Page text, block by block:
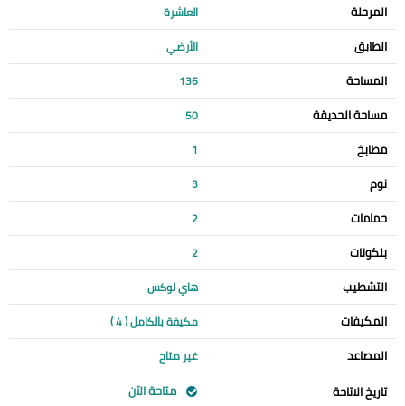
المرحلة العاشرة
الطابق الأرضي
المساحة 136
مساحة الحديقة 50
مطابخ 1
نوم 3
حمامات 2
بلكونات 2
التشطيب هاي لوكس
المكيفات مكيفة بالكامل ( 4 )
المصاعد غير متاح
تاريخ الاتاحة متاحة الآن